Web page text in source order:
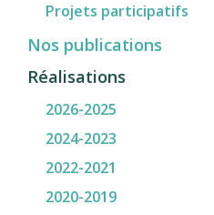
Projets participatifs
Nos publications
Réalisations
2026-2025
2024-2023
2022-2021
2020-2019